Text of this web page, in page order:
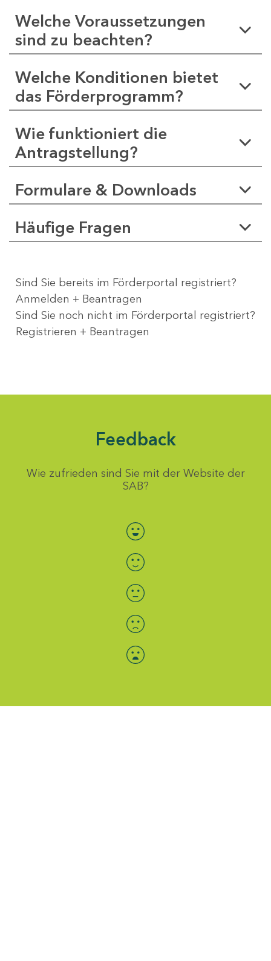
Welche Voraussetzungen
sind zu beachten?
Welche Konditionen bietet
das Förderprogramm?
Wie funktioniert die
Antragstellung?
Formulare & Downloads
Häufige Fragen
Sind Sie bereits im Förderportal registriert?
Anmelden + Beantragen
Sind Sie noch nicht im Förderportal registriert?
Registrieren + Beantragen
Feedback
Wie zufrieden sind Sie mit der Website der
SAB?
Bewertung auswählen